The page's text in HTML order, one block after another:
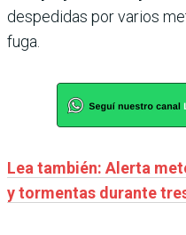
despedidas por varios
fuga.
Lea también: Alerta
y tormentas durante